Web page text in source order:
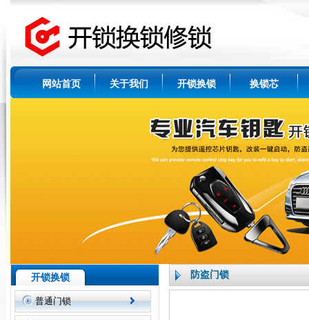
网站首页 关于我们 开锁换锁 换锁芯
开锁换锁
普通门锁
防盗门锁